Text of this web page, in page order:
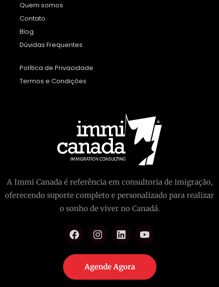
Quem somos
Contato
Blog
Dúvidas Frequentes
Política de Privacidade
Termos e Condições
A Immi Canada é referência em consultoria de imigração,
oferecendo suporte completo e personalizado para realizar
o sonho de viver no Canadá.
Agende Agora